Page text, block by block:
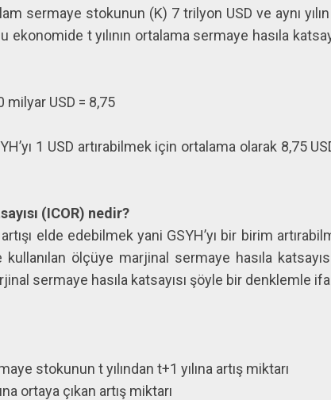
sermaye stokunun (K) 7 trilyon USD ve aynı yılın
ekonomide t yılının ortalama sermaye hasıla
milyar USD = 8,75
1 USD artırabilmek için ortalama olarak 8,75
(ICOR) nedir?
elde edebilmek yani GSYH’yı bir birim
kullanılan ölçüye marjinal sermaye hasıla
sermaye hasıla katsayısı şöyle bir denklemle
stokunun t yılından t+1 yılına artış miktarı
ortaya çıkan artış miktarı